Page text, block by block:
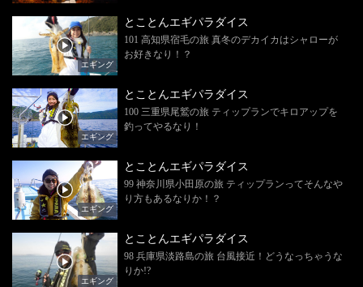
エギング
とことんエギパラダイス
101 高知県宿毛の旅 真冬のデカイカはシャローが
お好きなり！？
エギング
とことんエギパラダイス
100 三重県尾鷲の旅 ティップランでキロアップを
釣ってやるなり！
エギング
とことんエギパラダイス
99 神奈川県小田原の旅 ティップランってそんなや
り方もあるなりか！？
エギング
とことんエギパラダイス
98 兵庫県淡路島の旅 台風接近！どうなっちゃうな
りか!?